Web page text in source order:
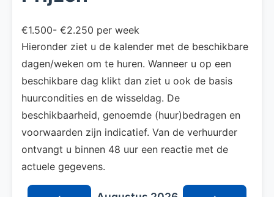
€1.500- €2.250 per week
Hieronder ziet u de kalender met de beschikbare
dagen/weken om te huren. Wanneer u op een
beschikbare dag klikt dan ziet u ook de basis
huurcondities en de wisseldag. De
beschikbaarheid, genoemde (huur)bedragen en
voorwaarden zijn indicatief. Van de verhuurder
ontvangt u binnen 48 uur een reactie met de
actuele gegevens.